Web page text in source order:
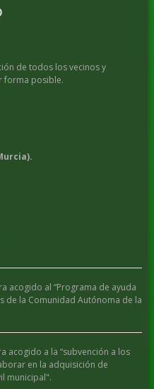
de todos los vecinos y
forma posible.
acogido al “Programa de ayuda
de la Comunidad Autónoma de la
acogido a la “subvención a los
en la adquisición de
municipal".